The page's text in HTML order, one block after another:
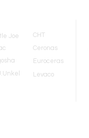
Joe
CHT
Ceronas
Euroceras
Levaco